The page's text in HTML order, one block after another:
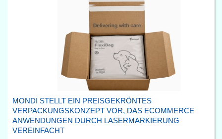
MONDI STELLT EIN PREISGEKRÖNTES
VERPACKUNGSKONZEPT VOR, DAS ECOMMERCE
ANWENDUNGEN DURCH LASERMARKIERUNG
VEREINFACHT